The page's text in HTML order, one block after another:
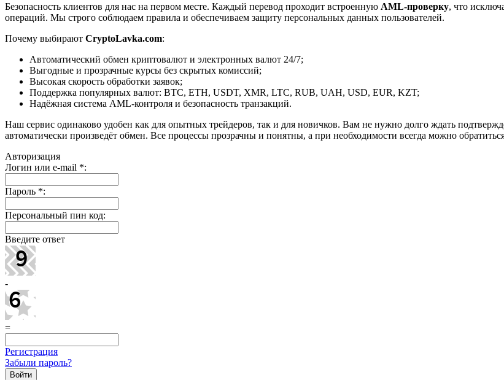
Безопасность клиентов для нас на первом месте. Каждый перевод проходит встроенную AML-проверку, что
операций. Мы строго соблюдаем правила и обеспечиваем защиту персональных данных пользователей.
Почему выбирают CryptoLavka.com:
Автоматический обмен криптовалют и электронных валют 24/7;
Выгодные и прозрачные курсы без скрытых комиссий;
Высокая скорость обработки заявок;
Поддержка популярных валют: BTC, ETH, USDT, XMR, LTC, RUB, UAH, USD, EUR, KZT;
Надёжная система AML-контроля и безопасность транзакций.
Наш сервис одинаково удобен как для опытных трейдеров, так и для новичков. Вам не нужно долго ждать
автоматически произведёт обмен. Все процессы прозрачны и понятны, а при необходимости всегда можно
Авторизация
Логин или e-mail *:
Пароль *:
Персональный пин код:
Введите ответ
-
=
Регистрация
Забыли пароль?